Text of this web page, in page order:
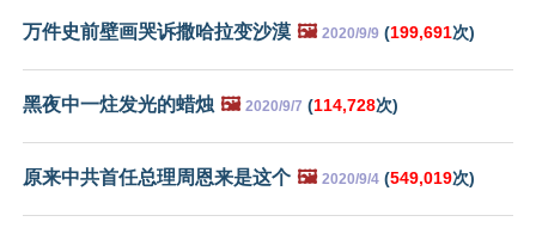
万件史前壁画哭诉撒哈拉变沙漠 🖼️ 2020/9/9 (199,691次)
黑夜中一炷发光的蜡烛 🖼️ 2020/9/7 (114,728次)
原来中共首任总理周恩来是这个 🖼️ 2020/9/4 (549,019次)